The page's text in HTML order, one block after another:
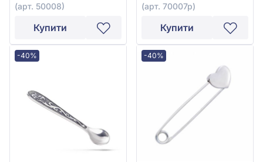
(арт. 50008)
Купити
(арт. 70007р)
Купити
-40% -40%